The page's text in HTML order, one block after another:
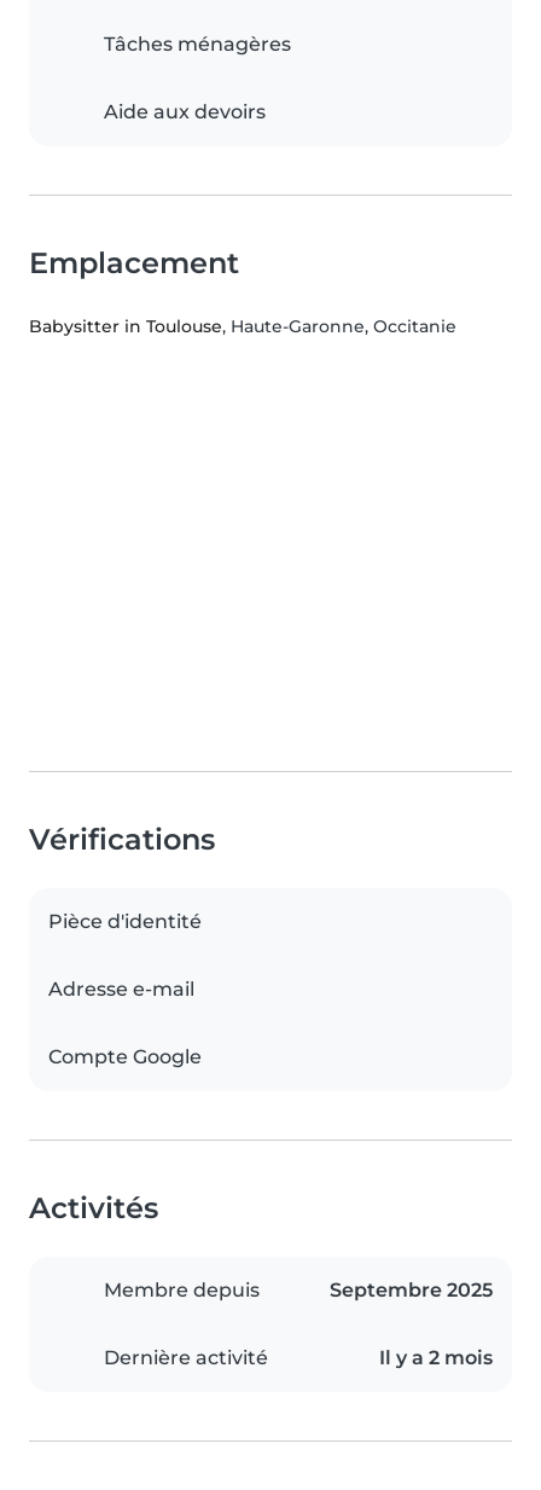
Tâches ménagères
Aide aux devoirs
Emplacement
Babysitter in Toulouse, Haute-Garonne, Occitanie
Vérifications
Pièce d'identité
Adresse e-mail
Compte Google
Activités
Membre depuis Septembre 2025
Dernière activité Il y a 2 mois